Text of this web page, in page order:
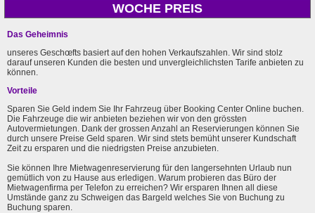
WOCHE PREIS
Das Geheimnis
unseres Geschœfts basiert auf den hohen Verkaufszahlen. Wir sind stolz
darauf unseren Kunden die besten und unvergleichlichsten Tarife anbieten zu
können.
Vorteile
Sparen Sie Geld indem Sie Ihr Fahrzeug über Booking Center Online buchen.
Die Fahrzeuge die wir anbieten beziehen wir von den grössten
Autovermietungen. Dank der grossen Anzahl an Reservierungen können Sie
durch unsere Preise Geld sparen. Wir sind stets bemüht unserer Kundschaft
Zeit zu ersparen und die niedrigsten Preise anzubieten.
Sie können Ihre Mietwagenreservierung für den langersehnten Urlaub nun
gemütlich von zu Hause aus erledigen. Warum probieren das Büro der
Mietwagenfirma per Telefon zu erreichen? Wir ersparen Ihnen all diese
Umstände ganz zu Schweigen das Bargeld welches Sie von Buchung zu
Buchung sparen.